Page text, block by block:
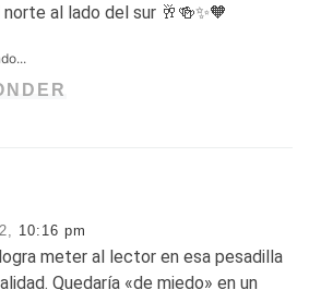
al lado del sur 🥂🍻✨🧡
10:16 pm
meter al lector en esa pesadilla
Quedaría «de miedo» en un